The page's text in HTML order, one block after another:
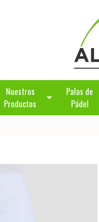
Nuestros
Productos
Palas de
Pádel